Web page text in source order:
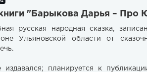
"Барыкова Дарья – Про
русская народная сказка,
Ульяновской области от
издавался; планируется к